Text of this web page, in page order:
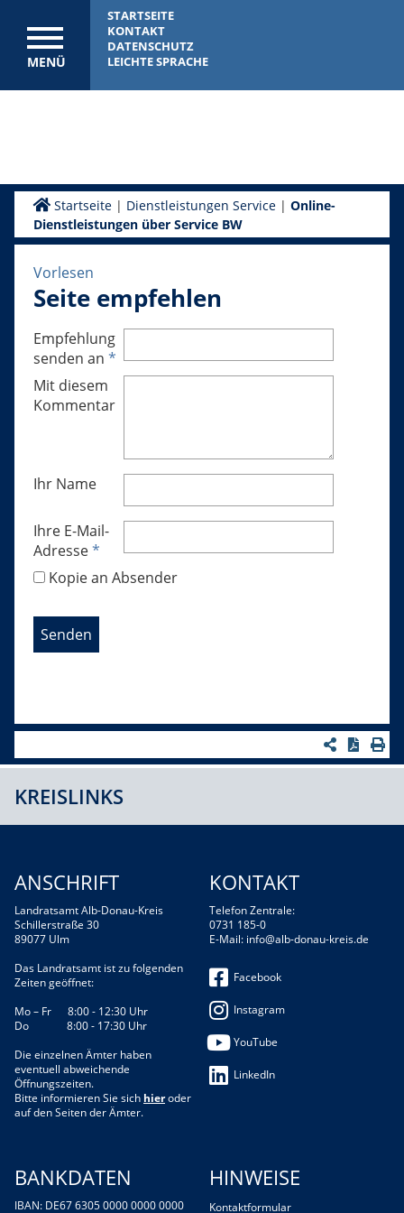
MENÜ
STARTSEITE
KONTAKT
DATENSCHUTZ
LEICHTE SPRACHE
Startseite| Dienstleistungen Service| Online-
Dienstleistungen über Service BW
Vorlesen
Seite empfehlen
Empfehlung
senden an *
Mit diesem
Kommentar
Ihr Name
Ihre E-Mail-
Adresse*
Kopie an Absender
KREISLINKS
ANSCHRIFT
Landratsamt Alb-Donau-Kreis
Schillerstraße 30
89077 Ulm
Das Landratsamt ist zu folgenden
Zeiten geöffnet:
Mo – Fr 8:00 - 12:30 Uhr
Do 8:00 - 17:30 Uhr
Die einzelnen Ämter haben
eventuell abweichende
Öffnungszeiten.
Bitte informieren Sie sich hieroder
auf den Seiten der Ämter.
KONTAKT
Telefon Zentrale:
0731 185-0
E-Mail: info@alb-donau-kreis.de
Facebook
Instagram
YouTube
LinkedIn
BANKDATEN
IBAN: DE67 6305 0000 0000 0000
HINWEISE
Kontaktformular